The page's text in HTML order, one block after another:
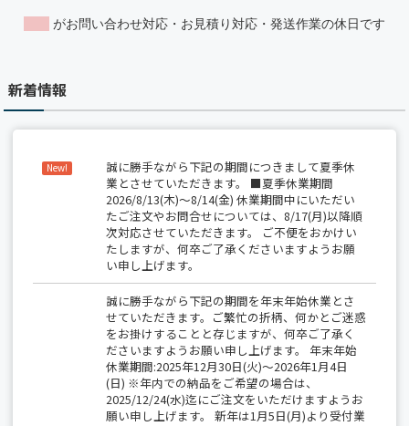
新着情報
New!
誠に勝手ながら下記の期間につきまして夏季休
業とさせていただきます。 ■夏季休業期間
2026/8/13(木)～8/14(金) 休業期間中にいただい
たご注文やお問合せについては、8/17(月)以降順
次対応させていただきます。 ご不便をおかけい
たしますが、何卒ご了承くださいますようお願
い申し上げます。
誠に勝手ながら下記の期間を年末年始休業とさ
せていただきます。ご繁忙の折柄、何かとご迷惑
をお掛けすることと存じますが、何卒ご了承く
ださいますようお願い申し上げます。 年末年始
休業期間:2025年12月30日(火)～2026年1月4日
(日) ※年内での納品をご希望の場合は、
2025/12/24(水)迄にご注文をいただけますようお
願い申し上げます。 新年は1月5日(月)より受付業